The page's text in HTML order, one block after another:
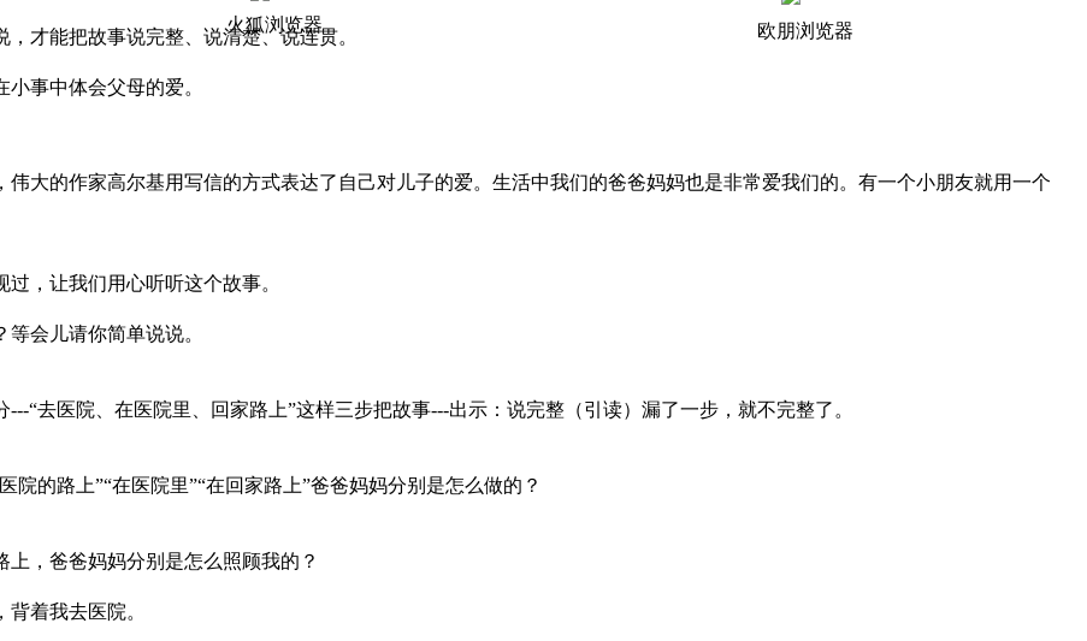
火狐浏览器 欧朋浏览器
能把故事说完整、说清楚、说连贯。
中体会父母的爱。
作家高尔基用写信的方式表达了自己对儿子的爱。生活中我们的爸爸妈妈也是非常爱我们的。有一个小朋友就用一个
让我们用心听听这个故事。
儿请你简单说说。
、在医院里、回家路上”这样三步把故事---出示：说完整（引读）漏了一步，就不完整了。
上”“在医院里”“在回家路上”爸爸妈妈分别是怎么做的？
爸妈妈分别是怎么照顾我的？
我去医院。